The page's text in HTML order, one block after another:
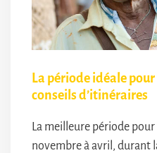
La période idéale
conseils d’itinéraires
La meilleure période pour
novembre à avril, durant